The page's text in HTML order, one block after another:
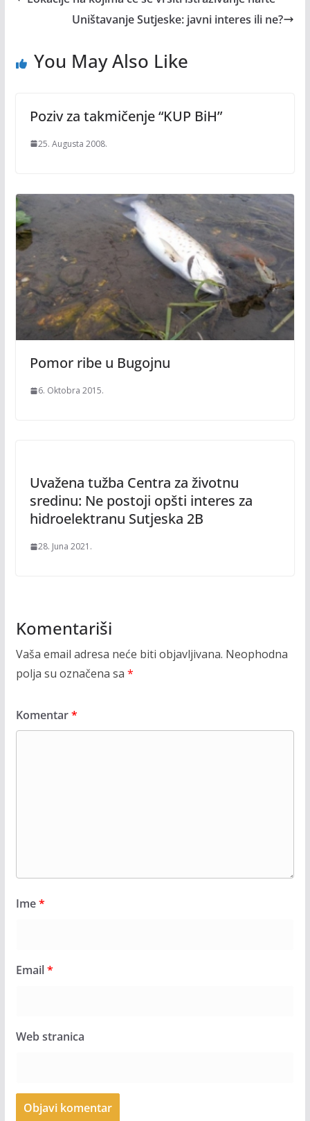
Uništavanje Sutjeske: javni interes ili ne?
You May Also Like
Poziv za takmičenje “KUP BiH”
25. Augusta 2008.
Pomor ribe u Bugojnu
6. Oktobra 2015.
Uvažena tužba Centra za životnu
sredinu: Ne postoji opšti interes za
hidroelektranu Sutjeska 2B
28. Juna 2021.
Komentariši
Vaša email adresa neće biti objavljivana. Neophodna
polja su označena sa *
Komentar*
Ime*
Email*
Web stranica